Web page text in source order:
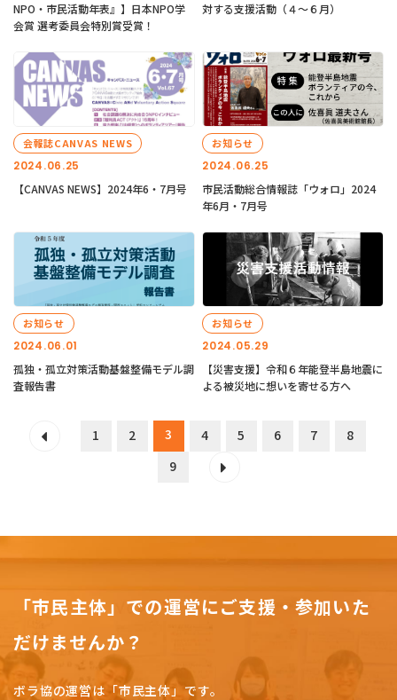
NPO・市民活動年表』】日本NPO学
会賞 選考委員会特別賞受賞！
対する支援活動（４〜６月）
2024.06.25
会報誌CANVAS NEWS
【CANVAS NEWS】2024年6・7月号
2024.06.25
お知らせ
市民活動総合情報誌「ウォロ」2024
年6月・7月号
2024.06.01
お知らせ
孤独・孤立対策活動基盤整備モデル調
査報告書
2024.05.29
お知らせ
【災害支援】令和６年能登半島地震に
よる被災地に想いを寄せる方へ
1 2 3 4 5 6 7
8
9
「市民主体」での運営にご支援・参加いた
だけませんか？
ボラ協の運営は「市民主体」です。